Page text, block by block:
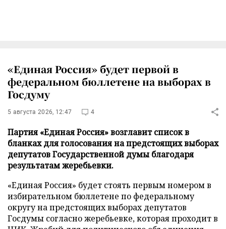
«Единая Россия» будет первой в
федеральном бюллетене на выборах в
Госдуму
5 августа 2026, 12:47 4
Партия «Единая Россия» возглавит список в
бланках для голосования на предстоящих выборах
депутатов Государственной думы благодаря
результатам жеребьевки.
«Единая Россия» будет стоять первым номером в
избирательном бюллетене по федеральному
округу на предстоящих выборах депутатов
Госдумы согласно жеребьевке, которая проходит в